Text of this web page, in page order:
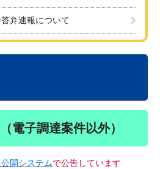
弁速報について
電子調達案件以外）
開システムで公告しています